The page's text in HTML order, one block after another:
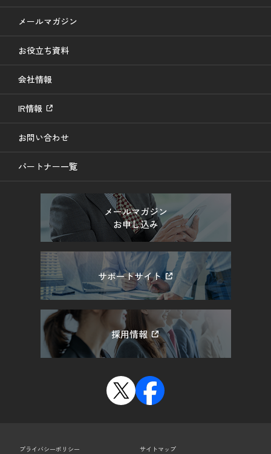
メールマガジン
お役立ち資料
会社情報
IR情報
お問い合わせ
パートナー一覧
メールマガジン
お申し込み
サポートサイト
採用情報
プライバシーポリシー サイトマップ